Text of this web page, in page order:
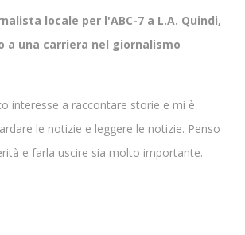
locale per l'ABC-7 a L.A. Quindi,
a una carriera nel giornalismo
interesse a raccontare storie e mi è
le notizie e leggere le notizie. Penso
e farla uscire sia molto importante.